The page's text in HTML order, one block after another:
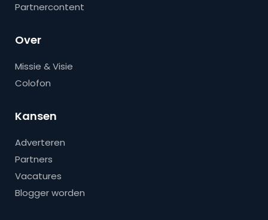
Partnercontent
Over
Missie & Visie
Colofon
Kansen
Adverteren
Partners
Vacatures
Blogger worden